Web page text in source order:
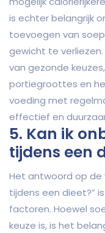
is echter belangrijk
toevoegen van
gewicht te
van gezonde
portiegroottes en
voeding met
effectief en
5. Kan ik
tijdens een
Het antwoord op de
tijdens een dieet?”
factoren. Hoewel
keuze is, is het